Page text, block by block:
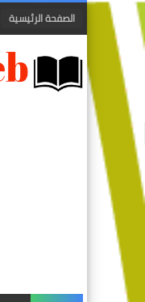
الصفحة الرئيسية